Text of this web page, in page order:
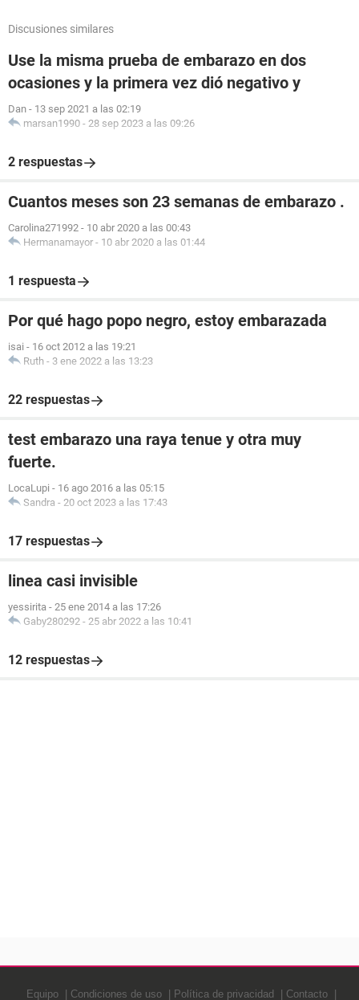
Discusiones similares
Use la misma prueba de embarazo en dos
ocasiones y la primera vez dió negativo y
Dan - 13 sep 2021 a las 02:19
marsan1990 - 28 sep 2023 a las 09:26
2 respuestas
Cuantos meses son 23 semanas de embarazo .
Carolina271992 - 10 abr 2020 a las 00:43
Hermanamayor - 10 abr 2020 a las 01:44
1 respuesta
Por qué hago popo negro, estoy embarazada
isai - 16 oct 2012 a las 19:21
Ruth - 3 ene 2022 a las 13:23
22 respuestas
test embarazo una raya tenue y otra muy
fuerte.
LocaLupi - 16 ago 2016 a las 05:15
Sandra - 20 oct 2023 a las 17:43
17 respuestas
linea casi invisible
yessirita - 25 ene 2014 a las 17:26
Gaby280292 - 25 abr 2022 a las 10:41
12 respuestas
Equipo Condiciones de uso Política de privacidad Contacto